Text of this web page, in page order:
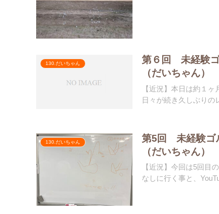
130.だいちゃん
第６回 未経験
（だいちゃん）
【近況】本日は約１
日々が続き久しぶりの
130.だいちゃん
第5回 未経験ゴ
（だいちゃん）
【近況】今回は5回目
なしに行く事と、